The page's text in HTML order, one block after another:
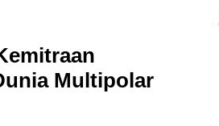
Multipolar